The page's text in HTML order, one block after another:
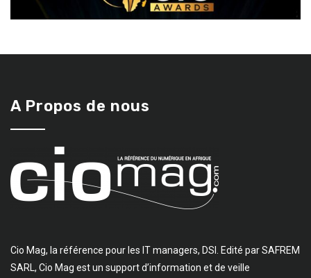
A Propos de nous
Cio Mag, la référence pour les IT managers, DSI. Edité par SAFREM
SARL, Cio Mag est un support d’information et de veille